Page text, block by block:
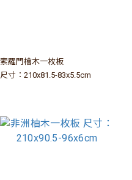
索羅門檜木一枚板
尺寸：210x81.5-83x5.5cm